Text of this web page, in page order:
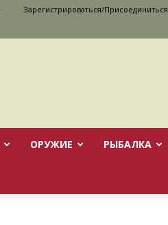
Зарегистрироваться/Присоединиться
ОРУЖИЕ РЫБАЛКА